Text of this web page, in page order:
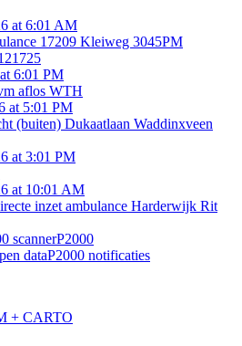
at 6:01 AM
17209 Kleiweg 3045PM
6:01 PM
aflos WTH
at 5:01 PM
(buiten) Dukaatlaan Waddinxveen
at 3:01 PM
at 10:01 AM
inzet ambulance Harderwijk Rit
scannerP2000
dataP2000 notificaties
+ CARTO